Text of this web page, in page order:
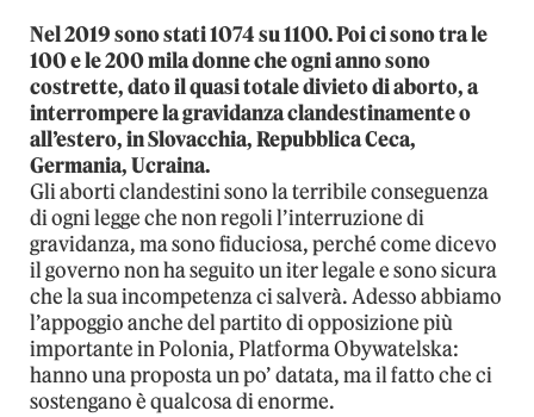
Nel 2019 sono stati 1074 su 1100. Poi ci sono tra le
100 e le 200 mila donne che ogni anno sono
costrette, dato il quasi totale divieto di aborto, a
interrompere la gravidanza clandestinamente o
all’estero, in Slovacchia, Repubblica Ceca,
Germania, Ucraina.
Gli aborti clandestini sono la terribile conseguenza
di ogni legge che non regoli l’interruzione di
gravidanza, ma sono fiduciosa, perché come dicevo
il governo non ha seguito un iter legale e sono sicura
che la sua incompetenza ci salverà. Adesso abbiamo
l’appoggio anche del partito di opposizione più
importante in Polonia, Platforma Obywatelska:
hanno una proposta un po’ datata, ma il fatto che ci
sostengano è qualcosa di enorme.